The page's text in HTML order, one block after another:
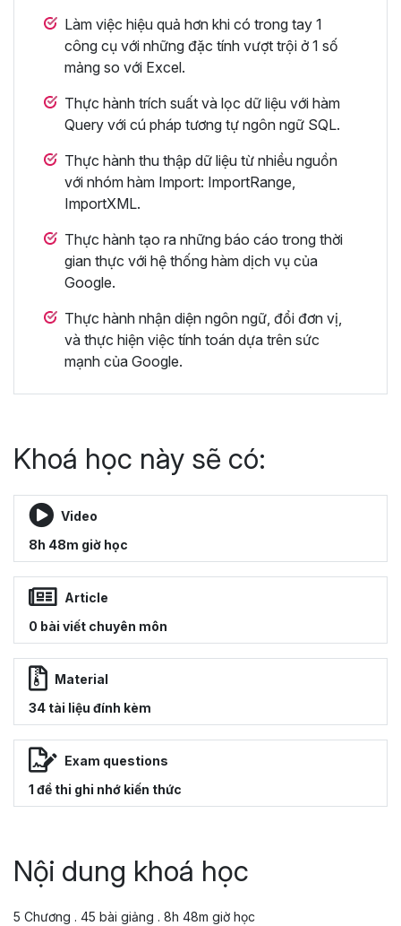
Làm việc hiệu quả hơn khi có trong tay 1
công cụ với những đặc tính vượt trội ở 1 số
mảng so với Excel.
Thực hành trích suất và lọc dữ liệu với hàm
Query với cú pháp tương tự ngôn ngữ SQL.
Thực hành thu thập dữ liệu từ nhiều nguồn
với nhóm hàm Import: ImportRange,
ImportXML.
Thực hành tạo ra những báo cáo trong thời
gian thực với hệ thống hàm dịch vụ của
Google.
Thực hành nhận diện ngôn ngữ, đổi đơn vị,
và thực hiện việc tính toán dựa trên sức
mạnh của Google.
Khoá học này sẽ có:
Video
8h 48m giờ học
Article
0 bài viết chuyên môn
Material
34 tài liệu đính kèm
Exam questions
1 đề thi ghi nhớ kiến thức
Nội dung khoá học
5 Chương . 45 bài giảng . 8h 48m giờ học